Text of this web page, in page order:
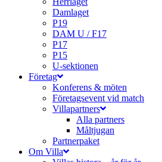
Damlaget
P19
DAM U / F17
P17
P15
U-sektionen
Företag
Konferens & möten
Företagsevent vid match
Villapartners
Alla partners
Måltjugan
Partnerpaket
Om Villa